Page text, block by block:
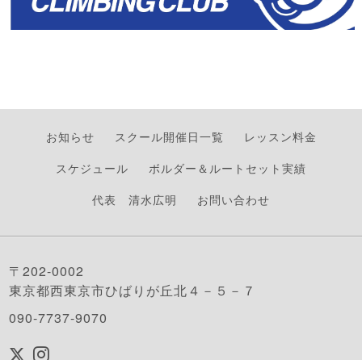
お知らせ スクール開催日一覧
レッスン料金
スケジュール
ボルダー＆ルートセット実績
代表 清水広明
お問い合わせ
〒202-0002
東京都西東京市ひばりが丘北４－５－７
090-7737-9070